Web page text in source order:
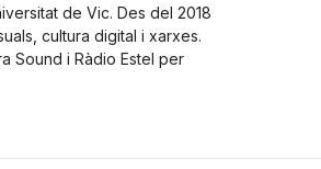
de Vic. Des del 2018
cultura digital i xarxes.
Sound i Ràdio Estel per